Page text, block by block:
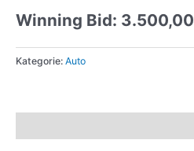
Winning Bid: 3.500,00
Kategorie: Auto